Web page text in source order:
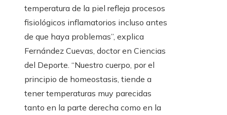
temperatura de la piel refleja procesos
fisiológicos inflamatorios incluso antes
de que haya problemas”, explica
Fernández Cuevas, doctor en Ciencias
del Deporte. “Nuestro cuerpo, por el
principio de homeostasis, tiende a
tener temperaturas muy parecidas
tanto en la parte derecha como en la